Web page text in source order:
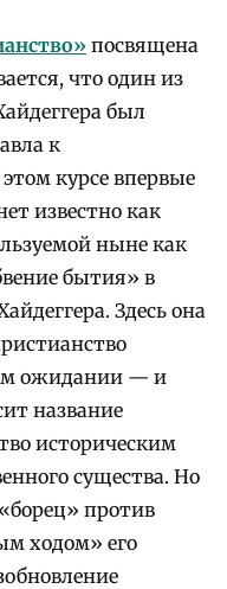
посвящена
что один из
был
к
курсе впервые
известно как
ныне как
бытия» в
Здесь она
ожидании — и
название
историческим
существа. Но
против
ходом» его